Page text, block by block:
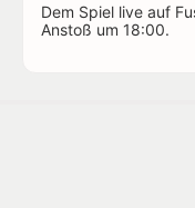
Dem Spiel live auf
Anstoß um 18:00.